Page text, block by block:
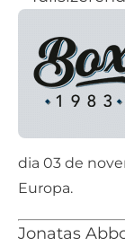
dia 03 de
Europa.
Jonatas